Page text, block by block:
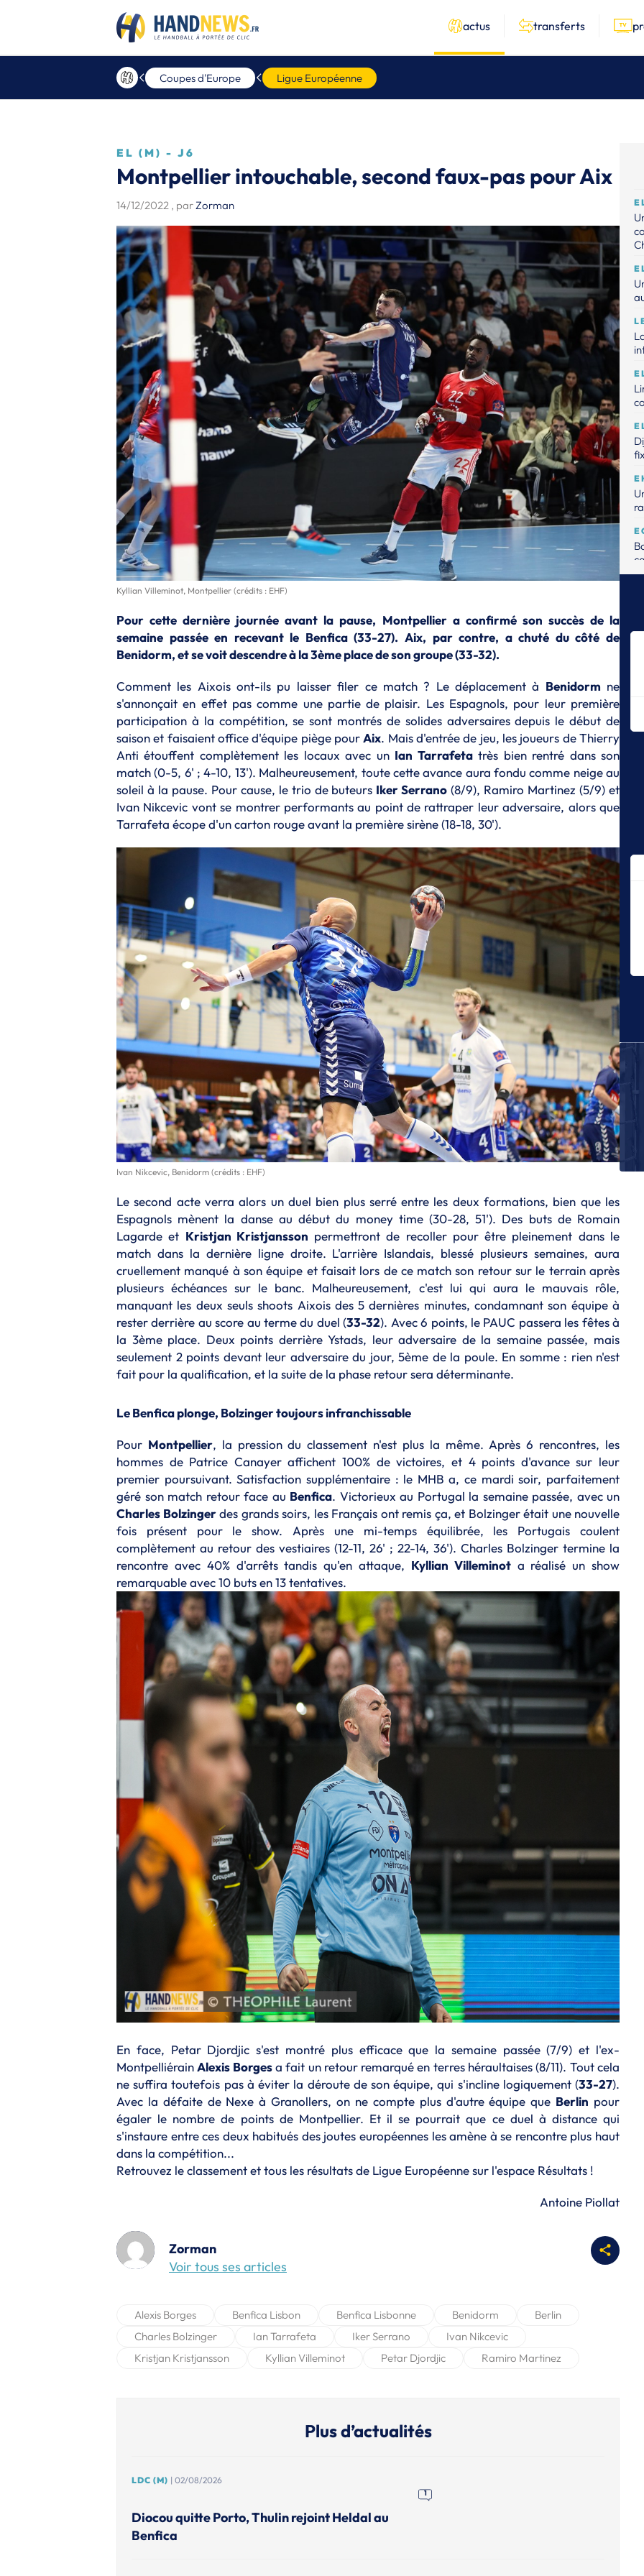
actus transferts
Coupes d'Europe Ligue Européenne
EL (M) - J6
Montpellier intouchable, second faux-pas pour Aix
14/12/2022 , parZorman
Kyllian Villeminot, Montpellier (crédits : EHF)
Pour cette dernière journée avant la pause, Montpellier a confirmé son succès de la
semaine passée en recevant le Benfica (33-27). Aix, par contre, a chuté du côté de
Benidorm, et se voit descendre à la 3ème place de son groupe (33-32).
Comment les Aixois ont-ils pu laisser filer ce match ? Le déplacement à Benidormne
s'annonçait en effet pas comme une partie de plaisir. Les Espagnols, pour leur première
participation à la compétition, se sont montrés de solides adversaires depuis le début de
saison et faisaient office d'équipe piège pourAix. Mais d'entrée de jeu, les joueurs de Thierry
Anti étouffent complètement les locaux avec un Ian Tarrafetatrès bien rentré dans son
match (0-5, 6' ; 4-10, 13'). Malheureusement, toute cette avance aura fondu comme neige au
soleil à la pause. Pour cause, le trio de buteurs Iker Serrano (8/9), Ramiro Martinez (5/9) et
Ivan Nikcevic vont se montrer performants au point de rattraper leur adversaire, alors que
Tarrafeta écope d'un carton rouge avant la première sirène (18-18, 30').
Ivan Nikcevic, Benidorm (crédits : EHF)
Le second acte verra alors un duel bien plus serré entre les deux formations, bien que les
Espagnols mènent la danse au début du money time (30-28, 51'). Des buts de Romain
Lagarde et Kristjan Kristjansson permettront de recoller pour être pleinement dans le
match dans la dernière ligne droite. L'arrière Islandais, blessé plusieurs semaines, aura
cruellement manqué à son équipe et faisait lors de ce match son retour sur le terrain après
plusieurs échéances sur le banc. Malheureusement, c'est lui qui aura le mauvais rôle,
manquant les deux seuls shoots Aixois des 5 dernières minutes, condamnant son équipe à
rester derrière au score au terme du duel (33-32). Avec 6 points, le PAUC passera les fêtes à
la 3ème place. Deux points derrière Ystads, leur adversaire de la semaine passée, mais
seulement 2 points devant leur adversaire du jour, 5ème de la poule. En somme : rien n'est
fait pour la qualification, et la suite de la phase retour sera déterminante.
Le Benfica plonge, Bolzinger toujours infranchissable
Pour Montpellier, la pression du classement n'est plus la même. Après 6 rencontres, les
hommes de Patrice Canayer affichent 100% de victoires, et 4 points d'avance sur leur
premier poursuivant. Satisfaction supplémentaire : le MHB a, ce mardi soir, parfaitement
géré son match retour face au Benfica. Victorieux au Portugal la semaine passée, avec un
Charles Bolzingerdes grands soirs, les Français ont remis ça, et Bolzinger était une nouvelle
fois présent pour le show. Après une mi-temps équilibrée, les Portugais coulent
complètement au retour des vestiaires (12-11, 26' ; 22-14, 36'). Charles Bolzinger termine la
rencontre avec 40% d'arrêts tandis qu'en attaque, Kyllian Villeminota réalisé un show
remarquable avec 10 buts en 13 tentatives.
En face, Petar Djordjic s'est montré plus efficace que la semaine passée (7/9) et l'ex-
MontpelliérainAlexis Borgesa fait un retour remarqué en terres héraultaises (8/11). Tout cela
ne suffira toutefois pas à éviter la déroute de son équipe, qui s'incline logiquement (33-27).
Avec la défaite de Nexe à Granollers, on ne compte plus d'autre équipe que Berlin pour
égaler le nombre de points de Montpellier. Et il se pourrait que ce duel à distance qui
s'instaure entre ces deux habitués des joutes européennes les amène à se rencontre plus haut
dans la compétition...
Retrouvez le classement et tous les résultats de Ligue Européenne sur l'espace Résultats !
Antoine Piollat
Zorman
Voir tous ses articles
Alexis Borges Benfica Lisbon Benfica Lisbonne Benidorm
Berlin
Charles Bolzinger
Ian Tarrafeta Iker Serrano
Ivan Nikcevic
Kristjan Kristjansson
Kyllian Villeminot Petar Djordjic Ramiro Martinez
Plus d’actualités
LDC (M) | 02/08/2026
1
Diocou quitte Porto, Thulin rejoint Heldal au
Benfica